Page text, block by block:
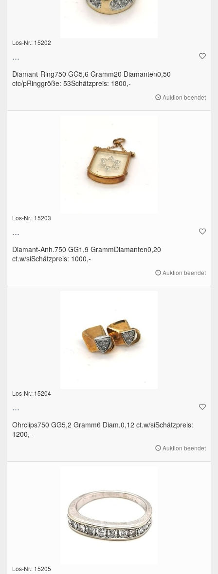
Los-Nr.: 15202
...
Diamant-Ring750 GG5,6 Gramm20 Diamanten0,50
ctc/pRinggröße: 53Schätzpreis: 1800,-
Auktion beendet
Los-Nr.: 15203
...
Diamant-Anh.750 GG1,9 GrammDiamanten0,20
ct.w/siSchätzpreis: 1000,-
Auktion beendet
Los-Nr.: 15204
...
Ohrclips750 GG5,2 Gramm6 Diam.0,12 ct.w/siSchätzpreis:
1200,-
Auktion beendet
Los-Nr.: 15205